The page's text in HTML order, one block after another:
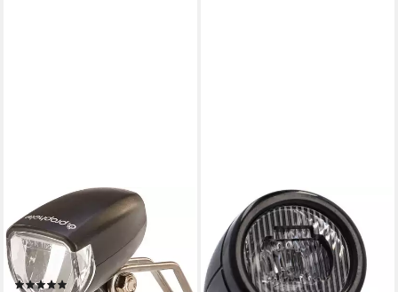
PROPHETE
Fahrradbeleuchtung LED-
Scheinwerfer für E-Bike und
Dynamo (6V), 15 LUX
(1)
FISCHER FAHRRAD
Fahrrad-Frontlicht Dynamo
LED-Frontlicht 40
19,99 €
lieferbar - in 1-2 Werktagen bei dir